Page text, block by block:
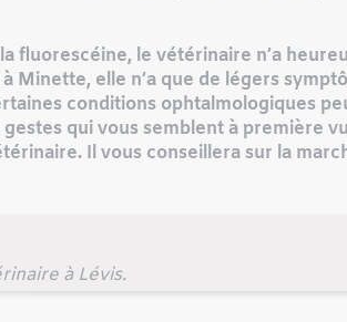
fluorescéine, le vétérinaire n’a
Minette, elle n’a que de légers
conditions ophtalmologiques
qui vous semblent à première
Il vous conseillera sur la
à Lévis.